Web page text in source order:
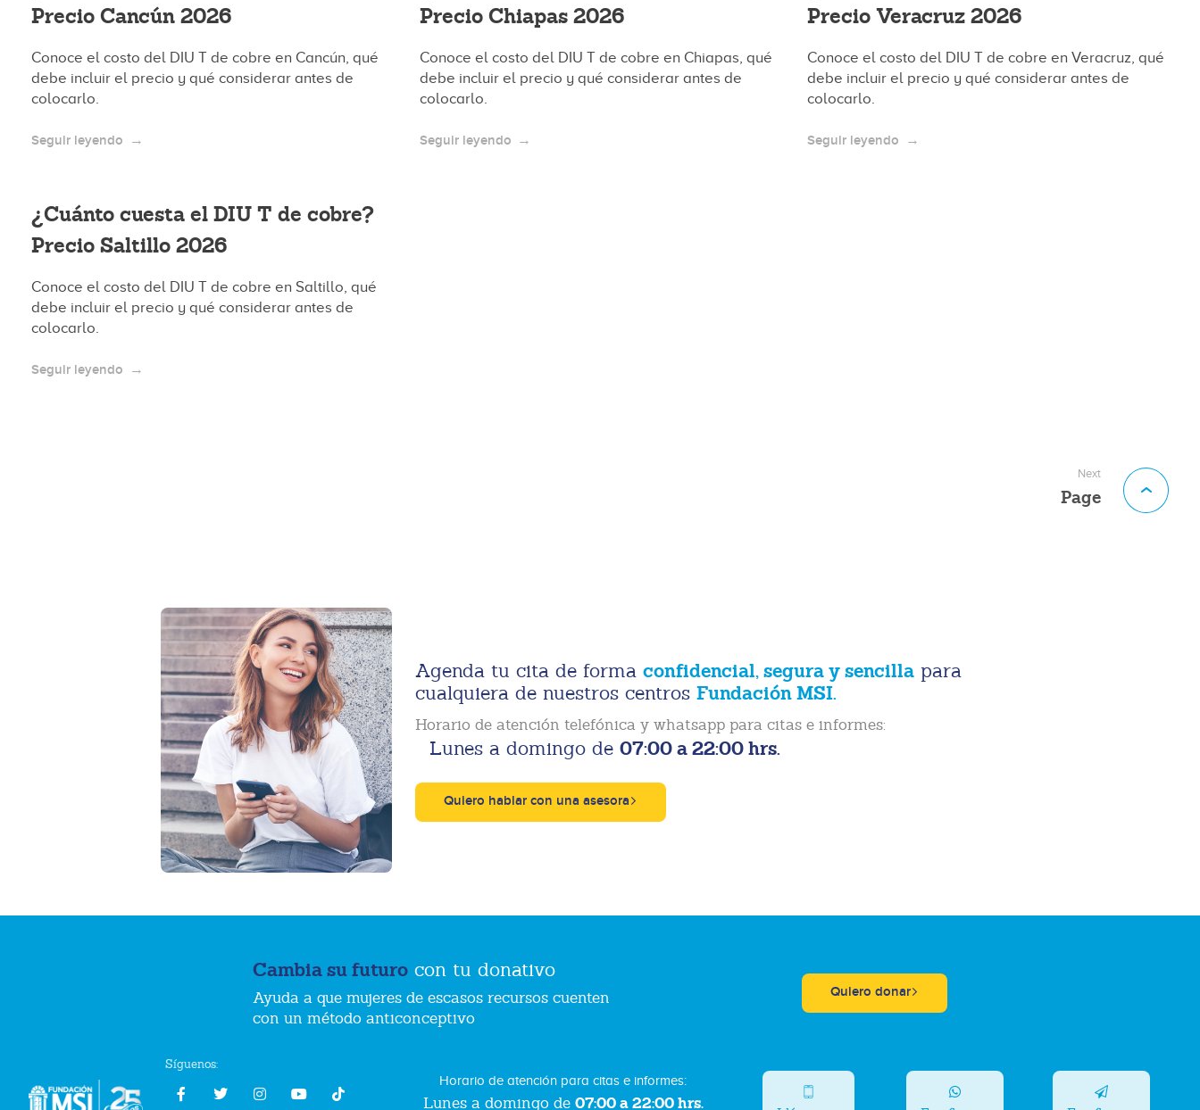
Precio Cancún 2026
Conoce el costo del DIU T de cobre en Cancún, qué
debe incluir el precio y qué considerar antes de
colocarlo.
Seguir leyendo
Precio Chiapas 2026
Conoce el costo del DIU T de cobre en Chiapas, qué
debe incluir el precio y qué considerar antes de
colocarlo.
Seguir leyendo
Precio Veracruz 2026
Conoce el costo del DIU T de cobre en Veracruz, qué
debe incluir el precio y qué considerar antes de
colocarlo.
Seguir leyendo
¿Cuánto cuesta el DIU T de cobre?
Precio Saltillo 2026
Conoce el costo del DIU T de cobre en Saltillo, qué
debe incluir el precio y qué considerar antes de
colocarlo.
Seguir leyendo
Next
Page
Agenda tu cita de forma confidencial, segura y sencillapara
cualquiera de nuestros centros Fundación MSI.
Horario de atención telefónica y whatsapp para citas e informes:
Lunes a domingo de 07:00 a 22:00 hrs.
Quiero hablar con una asesora
Cambia su futuro con tu donativo
Ayuda a que mujeres de escasos recursos cuenten
con un método anticonceptivo
Quiero donar
Síguenos:
Horario de atención para citas e informes:
Lunes a domingo de 07:00 a 22:00 hrs.